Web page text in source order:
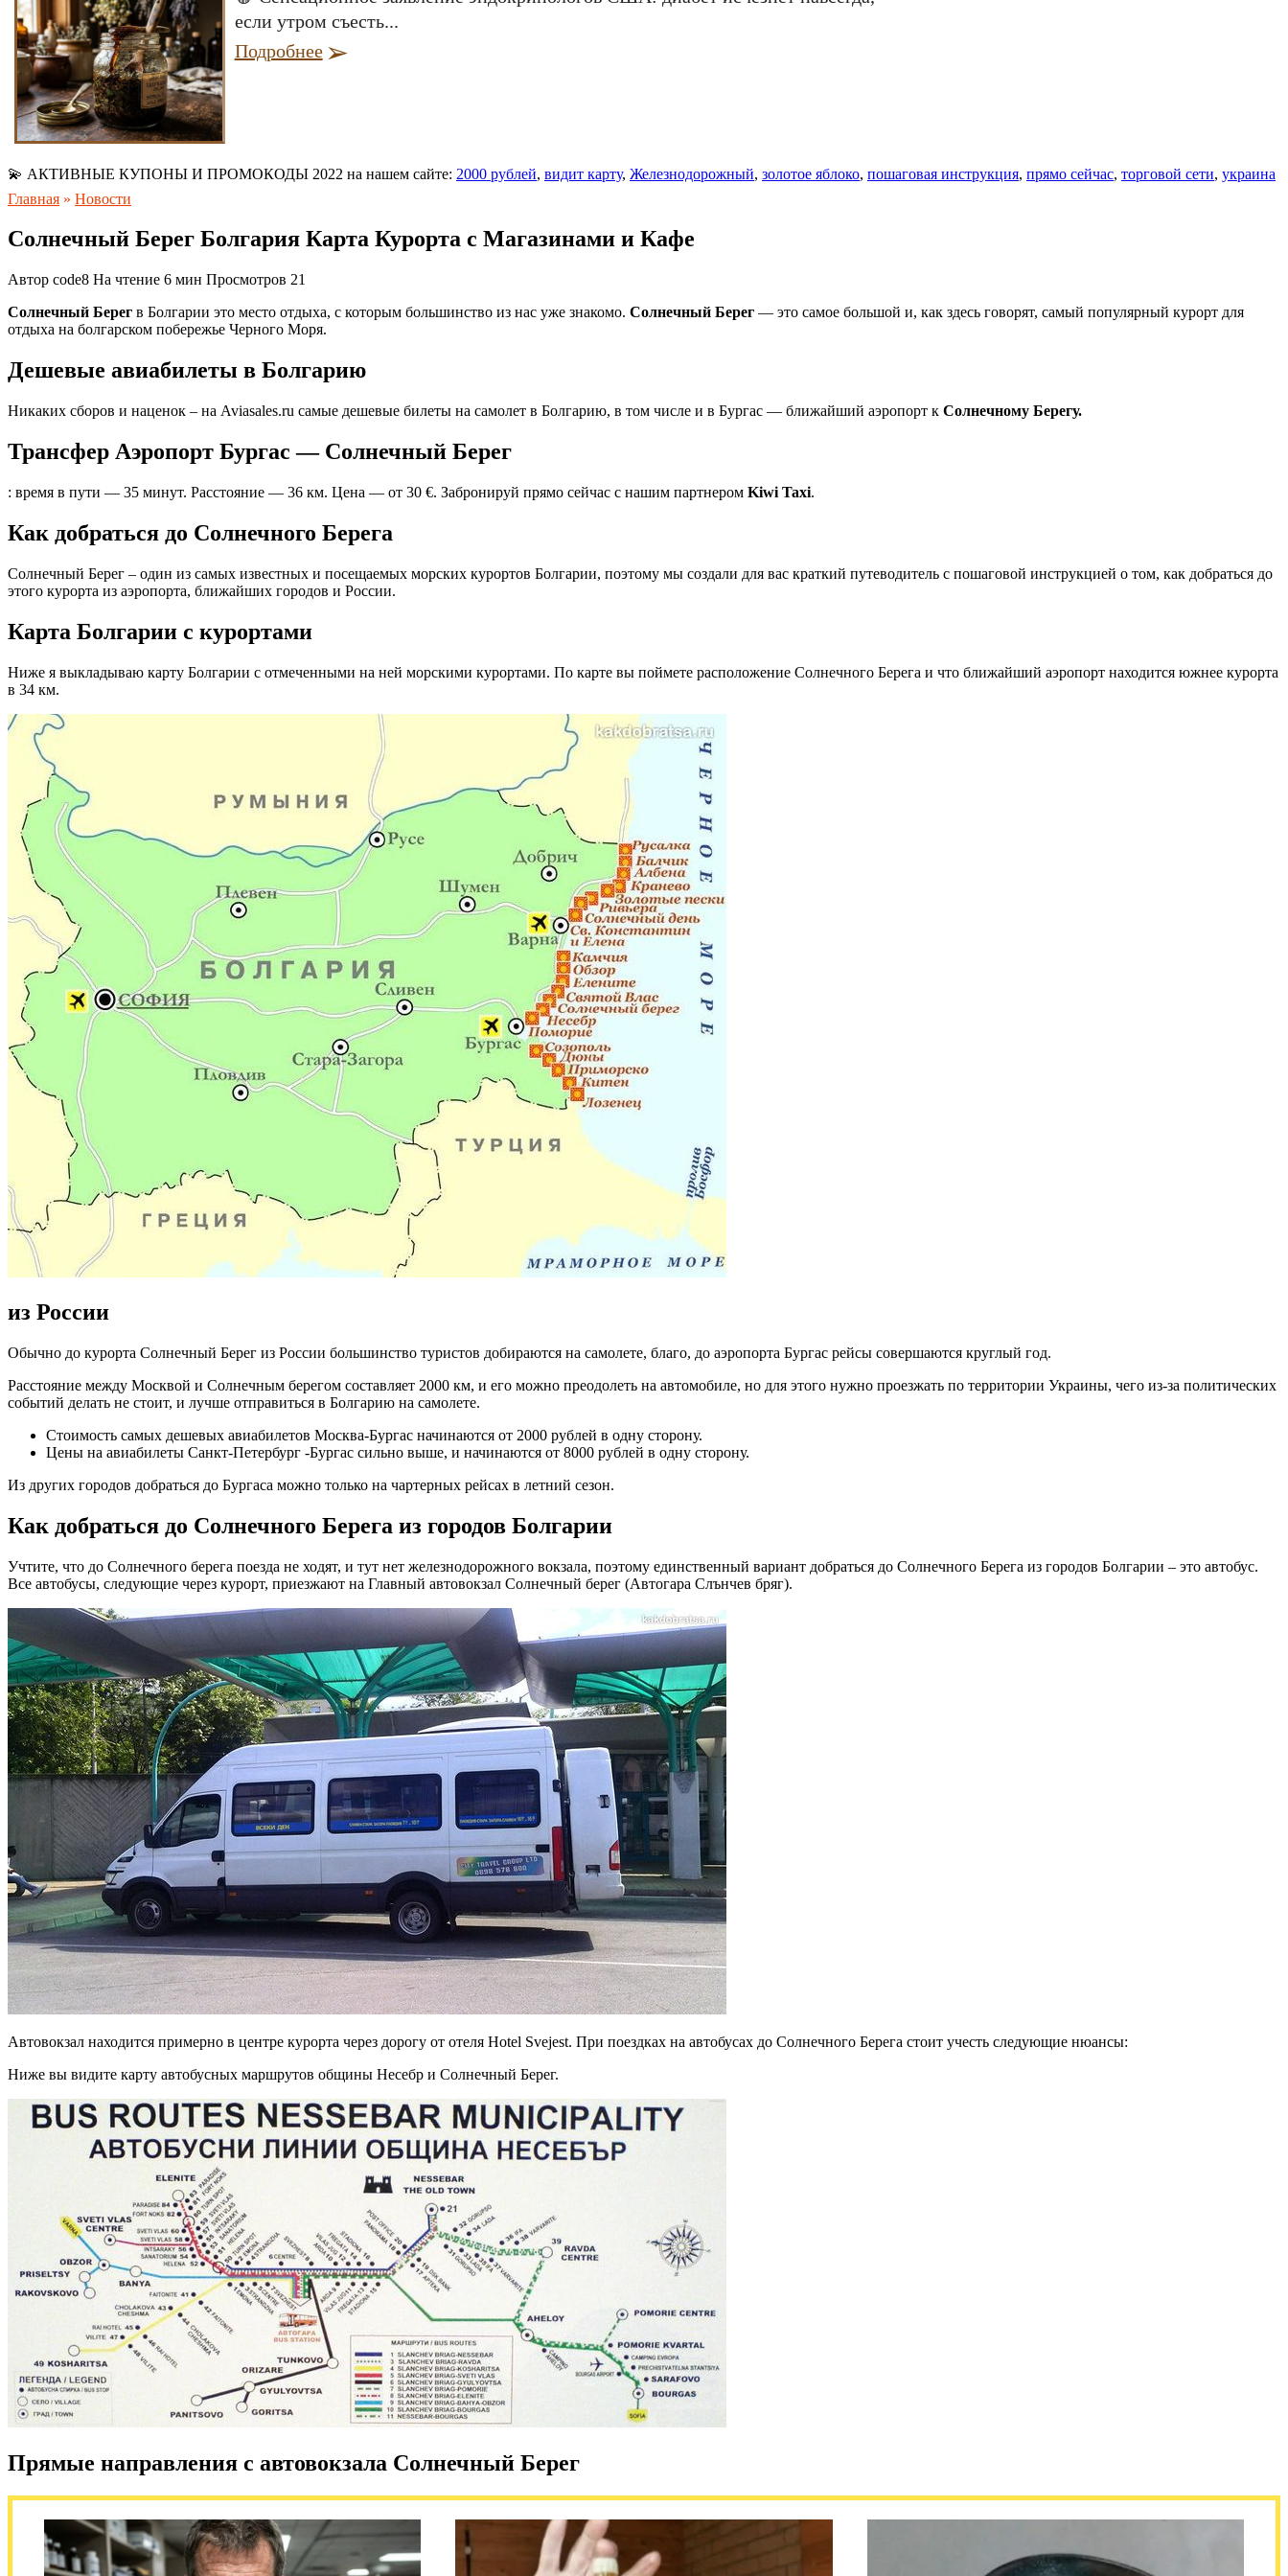
если утром съесть...
Подробнее
💫 АКТИВНЫЕ КУПОНЫ И ПРОМОКОДЫ 2022 на нашем сайте: 2000 рублей, видит карту, Железнодорожный, золотое яблоко, пошаговая инструкция, прямо сейчас, торговой сети, украина
Главная » Новости
Солнечный Берег Болгария Карта Курорта с Магазинами и Кафе
Автор code8 На чтение 6 мин Просмотров 21
Солнечный Берег в Болгарии это место отдыха, с которым большинство из нас уже знакомо. Солнечный Берег — это самое большой и, как здесь говорят, самый популярный курорт для
отдыха на болгарском побережье Черного Моря.
Дешевые авиабилеты в Болгарию
Никаких сборов и наценок – на Aviasales.ru самые дешевые билеты на самолет в Болгарию, в том числе и в Бургас — ближайший аэропорт к Солнечному Берегу.
Трансфер Аэропорт Бургас — Солнечный Берег
: время в пути — 35 минут. Расстояние — 36 км. Цена — от 30 €. Забронируй прямо сейчас с нашим партнером Kiwi Taxi.
Как добраться до Солнечного Берега
Солнечный Берег – один из самых известных и посещаемых морских курортов Болгарии, поэтому мы создали для вас краткий путеводитель с пошаговой инструкцией о том, как добраться до
этого курорта из аэропорта, ближайших городов и России.
Карта Болгарии с курортами
Ниже я выкладываю карту Болгарии с отмеченными на ней морскими курортами. По карте вы поймете расположение Солнечного Берега и что ближайший аэропорт находится южнее курорта
в 34 км.
из России
Обычно до курорта Солнечный Берег из России большинство туристов добираются на самолете, благо, до аэропорта Бургас рейсы совершаются круглый год.
Расстояние между Москвой и Солнечным берегом составляет 2000 км, и его можно преодолеть на автомобиле, но для этого нужно проезжать по территории Украины, чего из-за политических
событий делать не стоит, и лучше отправиться в Болгарию на самолете.
Стоимость самых дешевых авиабилетов Москва-Бургас начинаются от 2000 рублей в одну сторону.
Цены на авиабилеты Санкт-Петербург -Бургас сильно выше, и начинаются от 8000 рублей в одну сторону.
Из других городов добраться до Бургаса можно только на чартерных рейсах в летний сезон.
Как добраться до Солнечного Берега из городов Болгарии
Учтите, что до Солнечного берега поезда не ходят, и тут нет железнодорожного вокзала, поэтому единственный вариант добраться до Солнечного Берега из городов Болгарии – это автобус.
Все автобусы, следующие через курорт, приезжают на Главный автовокзал Солнечный берег (Автогара Слънчев бряг).
Автовокзал находится примерно в центре курорта через дорогу от отеля Hotel Svejest. При поездках на автобусах до Солнечного Берега стоит учесть следующие нюансы:
Ниже вы видите карту автобусных маршрутов общины Несебр и Солнечный Берег.
Прямые направления с автовокзала Солнечный Берег